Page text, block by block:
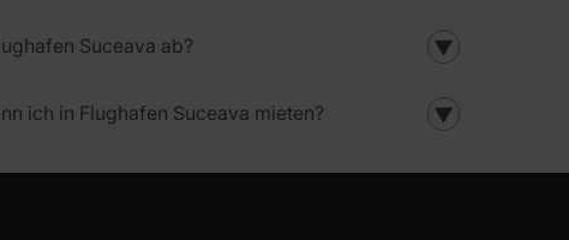
Suceava ab? ▼
ich in Flughafen Suceava mieten? ▼